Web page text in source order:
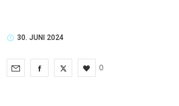
30. JUNI 2024
0